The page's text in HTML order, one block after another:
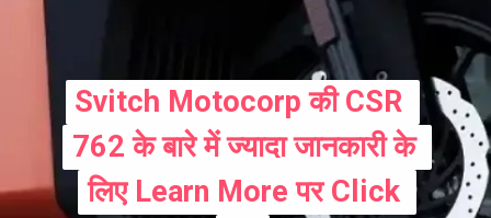
Svitch Motocorp की CSR
762 के बारे में ज्यादा जानकारी के
लिए Learn More पर Click
Svitch Motocorp की CSR
762 के बारे में ज्यादा जानकारी के
लिए Learn More पर Click